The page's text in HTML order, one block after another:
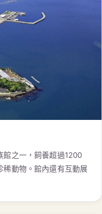
館之一，飼養超過1200
稀動物。館內還有互動展